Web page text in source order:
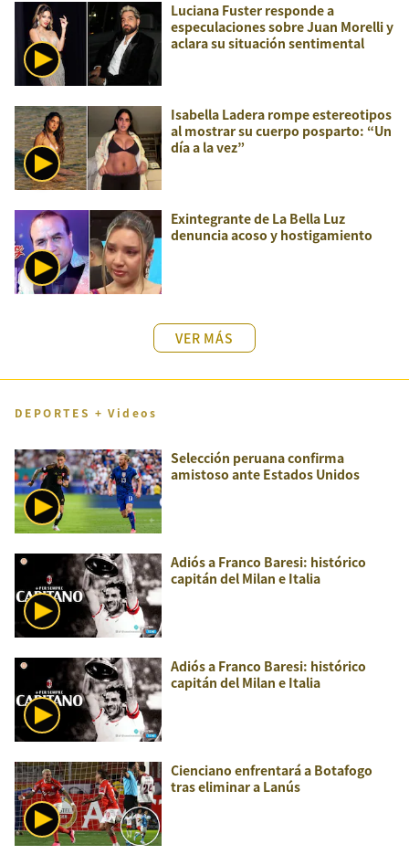
Luciana Fuster responde a
especulaciones sobre Juan Morelli y
aclara su situación sentimental
Isabella Ladera rompe estereotipos
al mostrar su cuerpo posparto: “Un
día a la vez”
Exintegrante de La Bella Luz
denuncia acoso y hostigamiento
VER MÁS
DEPORTES + Videos
Selección peruana confirma
amistoso ante Estados Unidos
Adiós a Franco Baresi: histórico
capitán del Milan e Italia
Adiós a Franco Baresi: histórico
capitán del Milan e Italia
Cienciano enfrentará a Botafogo
tras eliminar a Lanús